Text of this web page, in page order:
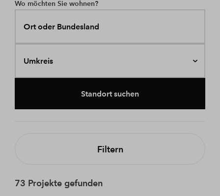
Wo möchten Sie wohnen?
Ort oder Bundesland
Umkreis
Standort suchen
Filtern
73 Projekte gefunden